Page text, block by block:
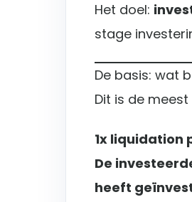
Het doel:
stage
De basis: wat
Dit is de
1x liquidation
De
heeft